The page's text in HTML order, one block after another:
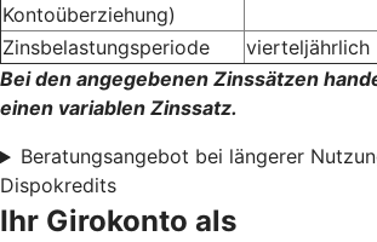
Kontoüberziehung)
Zinsbelastungsperiode vierteljährlich
Bei den angegebenen Zinssätzen
einen variablen Zinssatz.
Beratungsangebot bei längerer
Dispokredits
Ihr Girokonto als